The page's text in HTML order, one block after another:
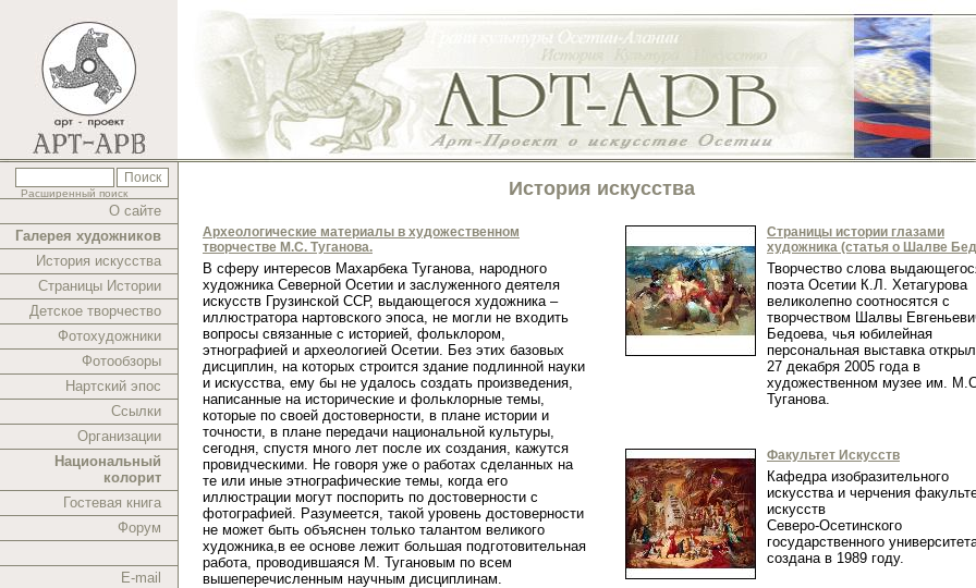
Расширенный поиск
О сайте
Галерея художников
История искусства
Страницы Истории
Детское творчество
Фотохудожники
Фотообзоры
Нартский эпос
Ссылки
Организации
Национальный
колорит
Гостевая книга
Форум
E-mail
История искусства
Археологические материалы в художественном
творчестве М.С. Туганова.
В cферу интересов Махарбека Туганова, народного
художника Северной Осетии и заслуженного деятеля
искусств Грузинской ССР, выдающегося художника –
иллюстратора нартовского эпоса, не могли не входить
вопросы связанные с историей, фольклором,
этнографией и археологией Осетии. Без этих базовых
дисциплин, на которых строится здание подлинной науки
и искусства, ему бы не удалось создать произведения,
написанные на исторические и фольклорные темы,
которые по своей достоверности, в плане истории и
точности, в плане передачи национальной культуры,
сегодня, спустя много лет после их создания, кажутся
провидческими. Не говоря уже о работах сделанных на
те или иные этнографические темы, когда его
иллюстрации могут поспорить по достоверности с
фотографией. Разумеется, такой уровень достоверности
не может быть объяснен только талантом великого
художника,в ее основе лежит большая подготовительная
работа, проводившаяся М. Тугановым по всем
вышеперечисленным научным дисциплинам.
Страницы истории глазами
художника (статья о Шалве
Творчество слова
поэта Осетии К.Л. Хетагурова
великолепно соотносятся с
творчеством Шалвы
Бедоева, чья юбилейная
персональная выставка
27 декабря 2005 года в
художественном музее им.
Туганова.
Факультет Искусств
Кафедра изобразительного
искусства и черчения
искусств
Северо-Осетинского
государственного
создана в 1989 году.